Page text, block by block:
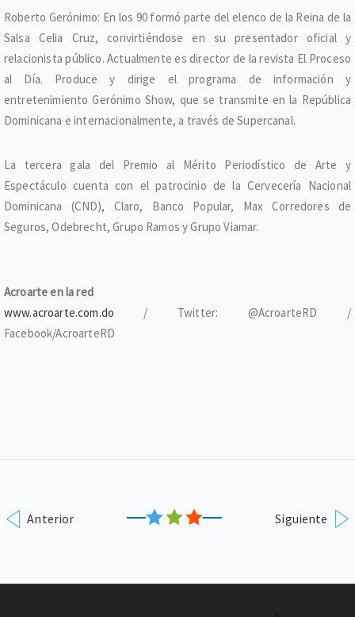
Roberto Gerónimo: En los 90 formó parte del elenco de la Reina de la
Salsa Celia Cruz, convirtiéndose en su presentador oficial y
relacionista público. Actualmente es director de la revista El Proceso
al Día. Produce y dirige el programa de información y
entretenimiento Gerónimo Show, que se transmite en la República
Dominicana e internacionalmente, a través de Supercanal.
La tercera gala del Premio al Mérito Periodístico de Arte y
Espectáculo cuenta con el patrocinio de la Cervecería Nacional
Dominicana (CND), Claro, Banco Popular, Max Corredores de
Seguros, Odebrecht, Grupo Ramos y Grupo Viamar.
Acroarte en la red
www.acroarte.com.do / Twitter: @AcroarteRD /
Facebook/AcroarteRD
Anterior Siguiente